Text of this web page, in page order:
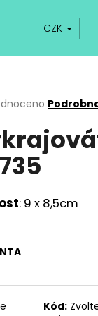
Kurzy
CZK
: 9 x 8,5cm
Kód: